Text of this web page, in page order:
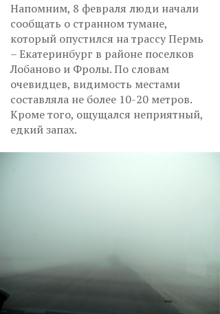
Напомним, 8 февраля люди начали
сообщать о странном тумане,
который опустился на трассу Пермь
– Екатеринбург в районе поселков
Лобаново и Фролы. По словам
очевидцев, видимость местами
составляла не более 10-20 метров.
Кроме того, ощущался неприятный,
едкий запах.